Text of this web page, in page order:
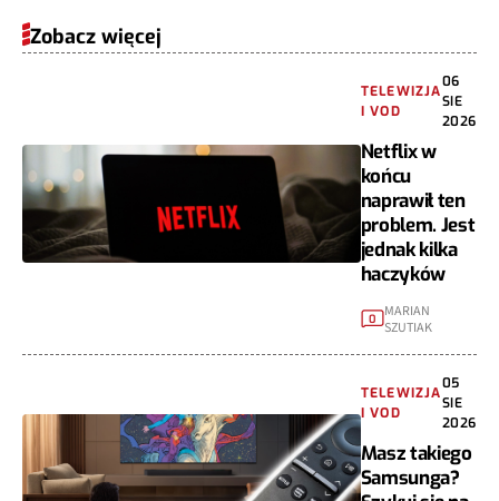
Zobacz więcej
TELEWIZJA
I VOD
06
SIE
2026
Netflix w
końcu
naprawił ten
problem. Jest
jednak kilka
haczyków
0
MARIAN
SZUTIAK
TELEWIZJA
I VOD
05
SIE
2026
Masz takiego
Samsunga?